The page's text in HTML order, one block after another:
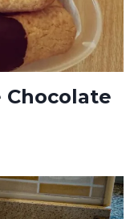
Chocolate